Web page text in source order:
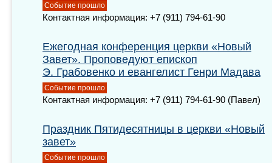
Событие прошло
Контактная информация: +7 (911) 794-61-90
Ежегодная конференция церкви «Новый
Завет». Проповедуют епископ
Э. Грабовенко и евангелист Генри Мадава
Событие прошло
Контактная информация: +7 (911) 794-61-90 (Павел)
Праздник Пятидесятницы в церкви «Новый
завет»
Событие прошло